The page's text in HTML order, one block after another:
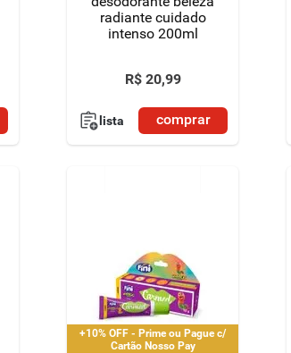
radiante cuidado
intenso 200ml
R$ 20,99
lista comprar
+10% OFF - Prime ou Pague c/
Cartão Nosso Pay